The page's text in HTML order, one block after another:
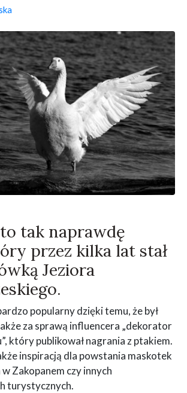
tak naprawdę
przez kilka lat stał
Jeziora
popularny dzięki temu, że był
za sprawą influencera „dekorator
który publikował nagrania z ptakiem.
inspiracją dla powstania maskotek
Zakopanem czy innych
turystycznych.